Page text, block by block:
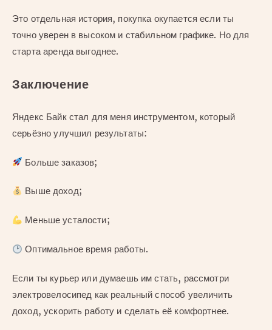
Это отдельная история, покупка окупается если ты
точно уверен в высоком и стабильном графике. Но для
старта аренда выгоднее.
Заключение
Яндекс Байк стал для меня инструментом, который
серьёзно улучшил результаты:
Больше заказов;
Выше доход;
Меньше усталости;
Оптимальное время работы.
Если ты курьер или думаешь им стать, рассмотри
электровелосипед как реальный способ увеличить
доход, ускорить работу и сделать её комфортнее.